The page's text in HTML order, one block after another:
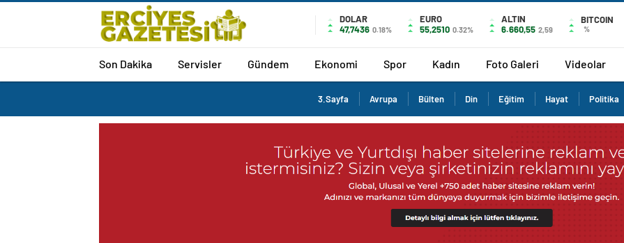
DOLAR
47,7436 0.18%
EURO
55,2510 0.32%
ALTIN
6.660,55 2,59
BITCOIN
%
Son Dakika Servisler Gündem Ekonomi Spor Kadın Foto Galeri Videolar
3.Sayfa Avrupa Bülten Din Eğitim Hayat Politika